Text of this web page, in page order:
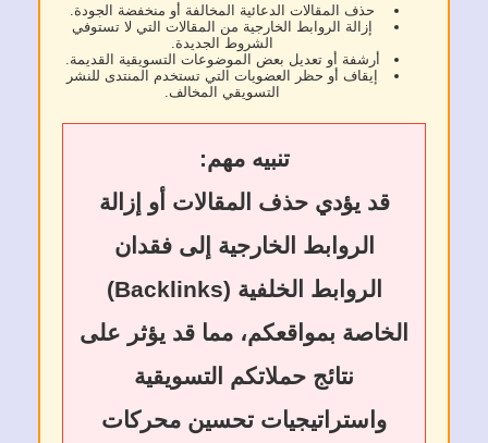
حذف المقالات الدعائية المخالفة أو منخفضة الجودة.
إزالة الروابط الخارجية من المقالات التي لا تستوفي
الشروط الجديدة.
أرشفة أو تعديل بعض الموضوعات التسويقية القديمة.
إيقاف أو حظر العضويات التي تستخدم المنتدى للنشر
التسويقي المخالف.
تنبيه مهم:
قد يؤدي حذف المقالات أو إزالة
الروابط الخارجية إلى فقدان
الروابط الخلفية (Backlinks)
بمواقعكم، مما قد يؤثر على
نتائج حملاتكم التسويقية
واستراتيجيات تحسين محركات